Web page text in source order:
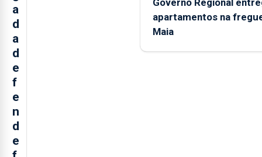
a
d
a
d
e
f
e
n
d
e
Governo Regional
apartamentos na
Maia